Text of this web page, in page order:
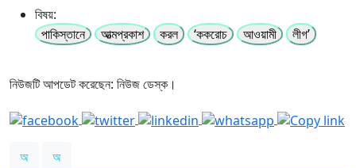
বিষয়:
পাকিস্তানে
আত্মপ্রকাশ করল ‘ককরোচ আওয়ামী লীগ’
নিউজটি আপডেট করেছেন: নিউজ ডেস্ক।
অ
অ